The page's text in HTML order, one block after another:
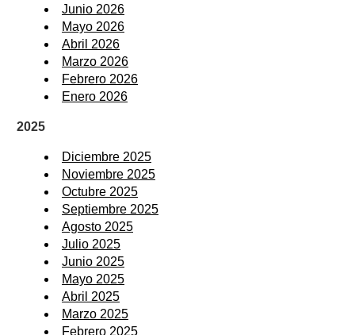
Junio 2026
Mayo 2026
Abril 2026
Marzo 2026
Febrero 2026
Enero 2026
2025
Diciembre 2025
Noviembre 2025
Octubre 2025
Septiembre 2025
Agosto 2025
Julio 2025
Junio 2025
Mayo 2025
Abril 2025
Marzo 2025
Febrero 2025